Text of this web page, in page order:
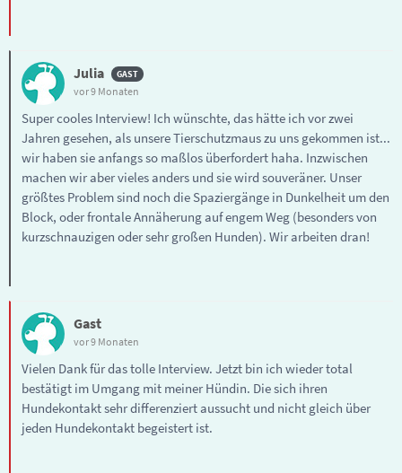
Julia
vor 9 Monaten
Super cooles Interview! Ich wünschte, das hätte ich vor zwei
Jahren gesehen, als unsere Tierschutzmaus zu uns gekommen ist...
wir haben sie anfangs so maßlos überfordert haha. Inzwischen
machen wir aber vieles anders und sie wird souveräner. Unser
größtes Problem sind noch die Spaziergänge in Dunkelheit um den
Block, oder frontale Annäherung auf engem Weg (besonders von
kurzschnauzigen oder sehr großen Hunden). Wir arbeiten dran!
Gast
vor 9 Monaten
Vielen Dank für das tolle Interview. Jetzt bin ich wieder total
bestätigt im Umgang mit meiner Hündin. Die sich ihren
Hundekontakt sehr differenziert aussucht und nicht gleich über
jeden Hundekontakt begeistert ist.